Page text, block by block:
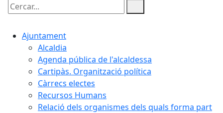
Cercar:
Ajuntament
Alcaldia
Agenda pública de l'alcaldessa
Cartipàs. Organització política
Càrrecs electes
Recursos Humans
Relació dels organismes dels quals forma part